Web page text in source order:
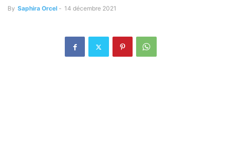
By Saphira Orcel - 14 décembre 2021